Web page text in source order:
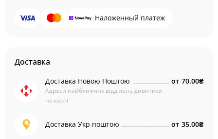
Наложенный платеж
Доставка
Доставка Новою Поштою
Адреси найближчих відділень дивитися
на карті
от 70.00₴
Доставка Укр поштою от 35.00₴